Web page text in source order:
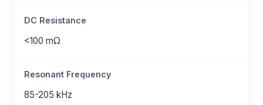
DC Resistance
<100 mΩ
Resonant Frequency
85-205 kHz